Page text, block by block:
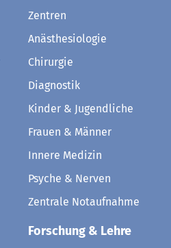
Zentren
Anästhesiologie
Chirurgie
Diagnostik
Kinder & Jugendliche
Frauen & Männer
Innere Medizin
Psyche & Nerven
Zentrale Notaufnahme
Forschung & Lehre